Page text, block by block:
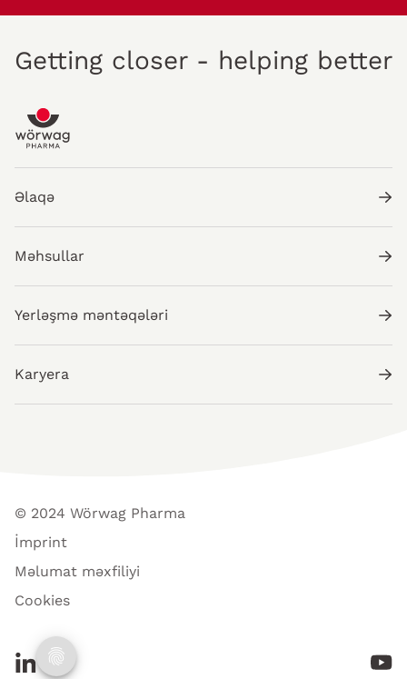
Getting closer - helping better
Əlaqə
Məhsullar
Yerləşmə məntəqələri
Karyera
© 2024 Wörwag Pharma
İmprint
Məlumat məxfiliyi
Cookies